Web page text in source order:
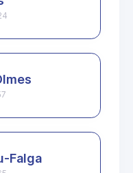
Falga